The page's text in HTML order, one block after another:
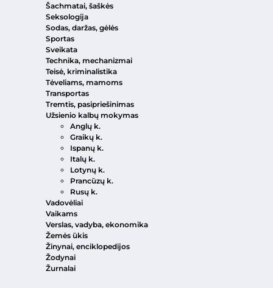
Šachmatai, šaškės
Seksologija
Sodas, daržas, gėlės
Sportas
Sveikata
Technika, mechanizmai
Teisė, kriminalistika
Tėveliams, mamoms
Transportas
Tremtis, pasipriešinimas
Užsienio kalbų mokymas
Anglų k.
Graikų k.
Ispanų k.
Italų k.
Lotynų k.
Prancūzų k.
Rusų k.
Vadovėliai
Vaikams
Verslas, vadyba, ekonomika
Žemės ūkis
Žinynai, enciklopedijos
Žodynai
Žurnalai